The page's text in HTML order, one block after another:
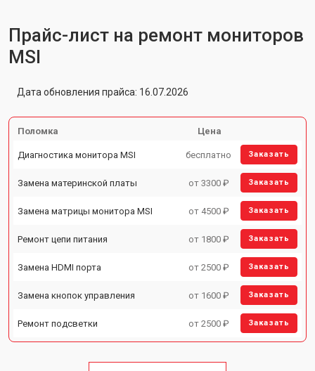
Прайс-лист на ремонт мониторов
MSI
Дата обновления прайса: 16.07.2026
Поломка Цена
Диагностика монитора MSI бесплатно Заказать
Замена материнской платы от 3300 ₽ Заказать
Замена матрицы монитора MSI от 4500 ₽ Заказать
Ремонт цепи питания от 1800 ₽ Заказать
Замена HDMI порта от 2500 ₽ Заказать
Замена кнопок управления от 1600 ₽ Заказать
Ремонт подсветки от 2500 ₽ Заказать